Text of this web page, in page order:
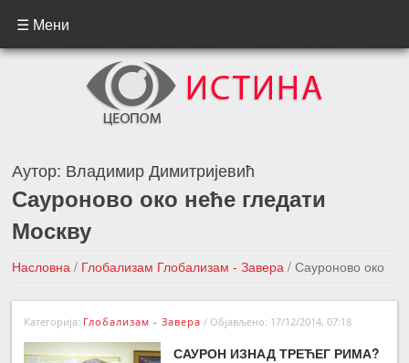
☰ Мени
Аутор: Владимир Димитријевић
Сауроново око неће гледати
Москву
Насловна / Глобализам Глобализам - Завера / Сауроново око
неће гледати Москву
←Претходна вест
Следећа вест →
Категорија: Глобализам - Завера / Објављено: 17/12/2014, 07:18
САУРОН ИЗНАД ТРЕЋЕГ РИМА?